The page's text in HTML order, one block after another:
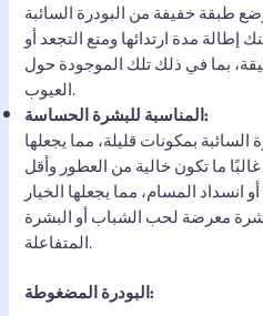
طبقة خفيفة من البودرة السائبة
مدة ارتدائها ومنع التجعد أو
بما في ذلك تلك الموجودة حول
العيوب.
المناسبة للبشرة الحساسة:
بمكونات قليلة، مما يجعلها
ما تكون خالية من العطور وأقل
المسام، مما يجعلها الخيار
معرضة لحب الشباب أو البشرة
المتفاعلة.
البودرة المضغوطة: